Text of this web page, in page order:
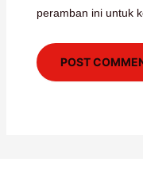
peramban ini untuk